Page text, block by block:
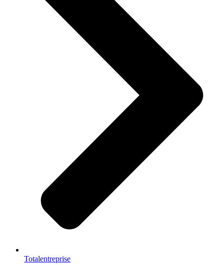
Totalentreprise